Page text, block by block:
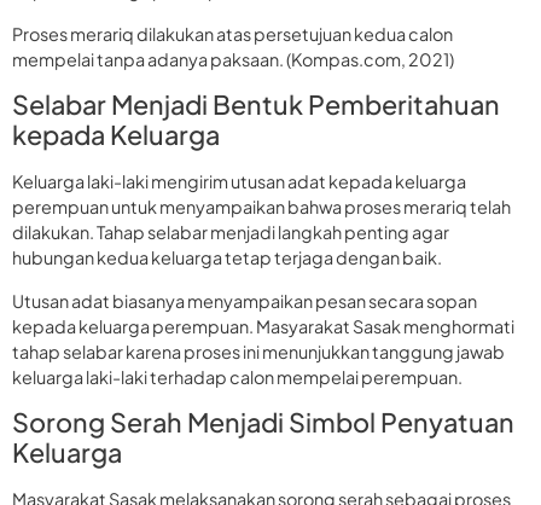
Proses merariq dilakukan atas persetujuan kedua calon
mempelai tanpa adanya paksaan. (Kompas.com, 2021)
Selabar Menjadi Bentuk Pemberitahuan
kepada Keluarga
Keluarga laki-laki mengirim utusan adat kepada keluarga
perempuan untuk menyampaikan bahwa proses merariq telah
dilakukan. Tahap selabar menjadi langkah penting agar
hubungan kedua keluarga tetap terjaga dengan baik.
Utusan adat biasanya menyampaikan pesan secara sopan
kepada keluarga perempuan. Masyarakat Sasak menghormati
tahap selabar karena proses ini menunjukkan tanggung jawab
keluarga laki-laki terhadap calon mempelai perempuan.
Sorong Serah Menjadi Simbol Penyatuan
Keluarga
Masyarakat Sasak melaksanakan sorong serah sebagai proses